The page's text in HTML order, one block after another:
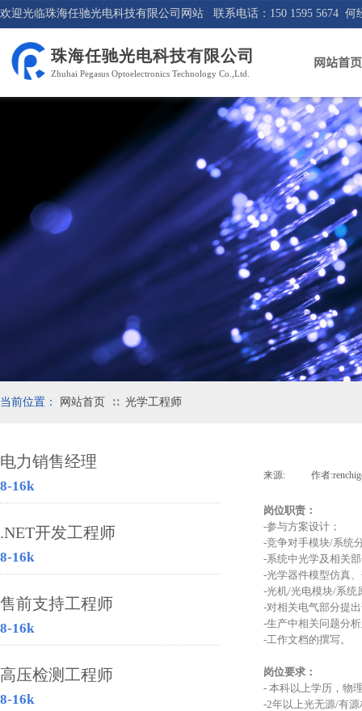
欢迎光临珠海任驰光电科技有限公司网站 联系电话：150 1595 5674 何
珠海任驰光电科技有限公司
Zhuhai Pegasus Optoelectronics Technology Co.,Ltd.
网站首页
当前位置： 网站首页 ∷ 光学工程师
来源: 作者:
岗位职责：
-参与方案设计；
-竞争对手模块/系统
-系统中光学及相关
-光学器件模型仿真
-光机/光电模块/系统
-对相关电气部分提
-生产中相关问题分
-工作文档的撰写。
岗位要求：
- 本科以上学历，物
-2年以上光无源/有
电力销售经理
8-16k
.NET开发工程师
8-16k
售前支持工程师
8-16k
高压检测工程师
8-16k